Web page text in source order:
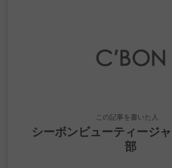
この記事を書いた人
シーボンビューティージ
部